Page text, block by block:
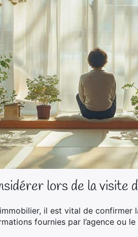
lors de la visite
il est vital de confirmer
fournies par l’agence ou